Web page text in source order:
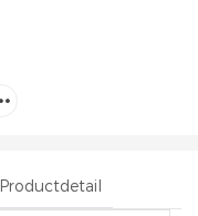
Productdetail